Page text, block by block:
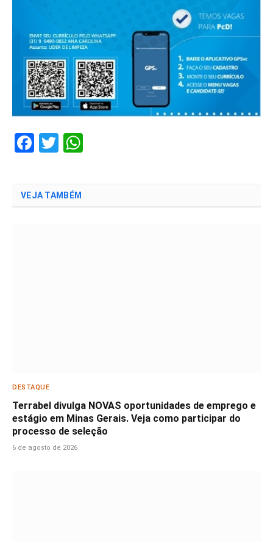
Facebook
Twitter
VEJA TAMBÉM
DESTAQUE
Terrabel divulga NOVAS oportunidades de emprego e
estágio em Minas Gerais. Veja como participar do
processo de seleção
6 de agosto de 2026